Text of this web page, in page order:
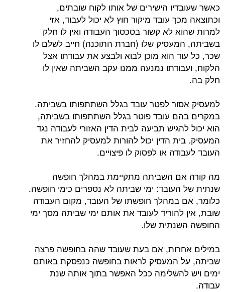
כאשר שעובדיו הישירים של אותו לקוח שובתים,
וכתוצאה מכך עובד מיקור חוץ לא יכול לעבוד, אזי
למרות שהוא לא קשור בסכסוך העבודה ואין לו חלק
בשביתה, המעסיק שלו (חברת התוכנה) חייב לשלם לו
שכר, כל עוד הוא מוכן לבוא ולבצע את עבודתו אצל
הלקוח, ועבודתו נמנעה ממנו עקב השביתה שאין לו
חלק בה.
למעסיק אסור לפטר עובד בגלל השתתפותו בשביתה.
במקרים בהם עובד פוטר בגלל השתתפותו בשביתה,
הוא יכול להגיש תביעה לבית הדין האזורי לעבודה נגד
המעסיק. בית הדין יכול להורות למעסיק להחזיר את
העובד לעבודה או לפסוק לו פיצויים.
מה קורה אם השביתה מתקיימת במהלך חופשה
שנתית של העובד: ימי שביתה לא נספרים כימי חופשה.
כלומר, אם במהלך חופשתו של העובד, מקום העבודה
שובת, אין להוריד לעובד את אותם ימי שביתה מסך ימי
החופשה השנתית שלו.
במילים אחרות, אם בעת שעובד שהה בחופשה פרצה
שביתה, על המעסיק לראות בחופשה כנפסקת באותם
ימים ויש להשלימה ככל האפשר בתוך אותה שנת
עבודה.